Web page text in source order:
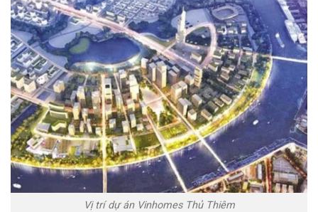
Vị trí dự án Vinhomes Thủ Thiêm